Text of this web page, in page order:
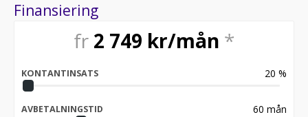
PÅ INFO @ AUTOLAGRET.COM FÖR MER INFO ELLER
FINANS, WASA KREDIT OCH RESURSBANK SAMT
FÖRLÄNGD GARANTI GÅR ATT KÖPA TILL VIA
AUTOCONCEPT OCH SVENSK BILGARANTI! VI KÖPER
OCH BYTER IN ALLA TYPER UTAV FORDON OAVSETT
ÅLDER OCH MILTAL! WWW.AUTOLAGRET.COM
Finansiering
fr 2 749 kr/mån *
KONTANTINSATS 20 %
AVBETALNINGSTID 60 mån